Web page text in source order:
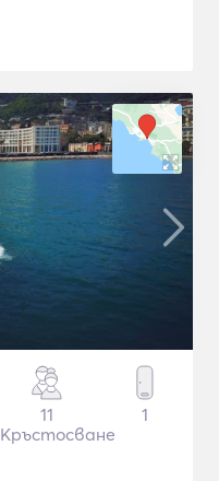
11
Кръстосване
1